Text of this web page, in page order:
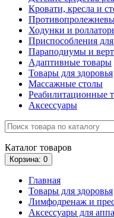
Кровати, кресла и
Ходунки и
Приспособления
Параподиумы и
Адаптивные товары
Товары для здоровья
Массажные столы
Реабилитационные
Аксессуары
Каталог товаров
Корзина: 0
Главная
Товары для здоровья
Лимфодренаж и
Аксессуары для